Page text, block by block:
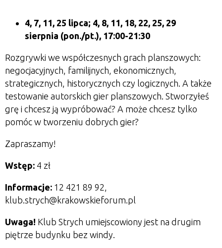
4, 7, 11, 25 lipca; 4, 8, 11, 18, 22, 25, 29
sierpnia (pon./pt.), 17:00-21:30
Rozgrywki we współczesnych grach planszowych:
negocjacyjnych, familijnych, ekonomicznych,
strategicznych, historycznych czy logicznych. A także
testowanie autorskich gier planszowych. Stworzyłeś
grę i chcesz ją wypróbować? A może chcesz tylko
pomóc w tworzeniu dobrych gier?
Zapraszamy!
Wstęp: 4 zł
Informacje: 12 421 89 92,
klub.strych@krakowskieforum.pl
Uwaga! Klub Strych umiejscowiony jest na drugim
piętrze budynku bez windy.